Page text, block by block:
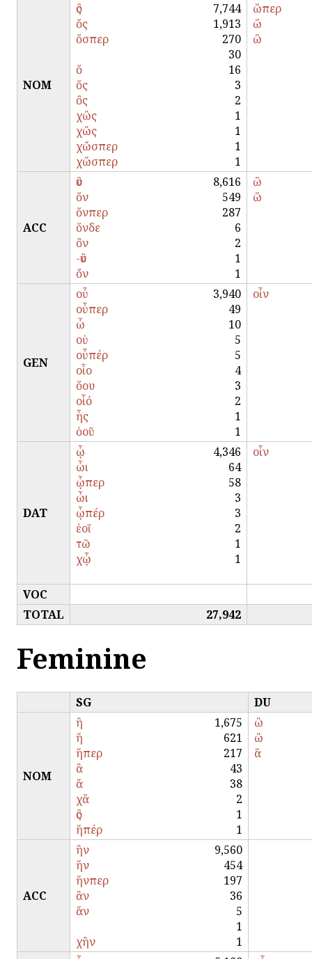
NOM
ὃς
7,744
ὅς
1,913
ὅσπερ
270
30
ὅ
16
ὅς
3
ὂς
2
χὢς
1
χὥς
1
χὤσπερ
1
χὥσπερ
1
ὥπερ
ὥ
ὣ
ACC
ὃν
8,616
ὅν
549
ὅνπερ
287
ὅνδε
6
ὂν
2
-ὃν
1
ὄν
1
ὣ
ὥ
GEN
οὗ
3,940
οὗπερ
49
ὧ
10
οὑ
5
οὗπέρ
5
οἷο
4
ὅου
3
οἷό
2
ἧς
1
ὁοῦ
1
οἷν
DAT
ᾧ
4,346
ὧι
64
ᾧπερ
58
ὦι
3
ᾧπέρ
3
ἑοῖ
2
τῶ
1
χᾦ
1
οἷν
VOC
TOTAL
27,942
Feminine
SG DU
NOM
ἣ
1,675
ἥ
621
ἥπερ
217
ἃ
43
ἅ
38
χἂ
2
ὃς
1
ἥπέρ
1
ὣ
ὥ
ἅ
ACC
ἣν
9,560
ἥν
454
ἥνπερ
197
ἃν
36
ἅν
5
1
χἢν
1